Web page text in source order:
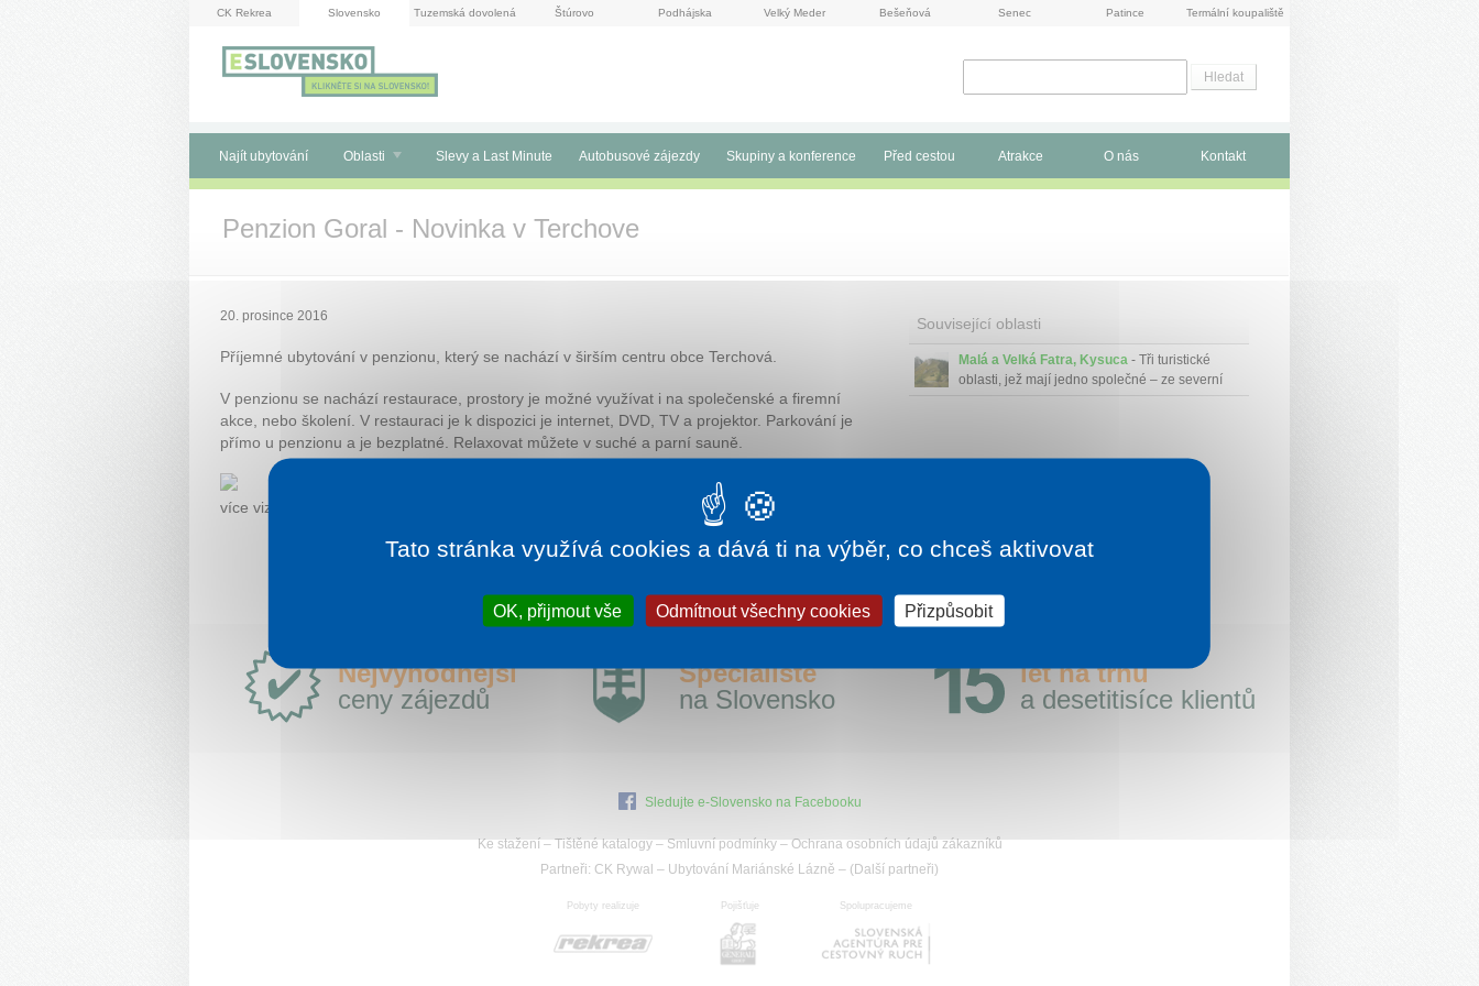
CK Rekrea Slovensko Tuzemská dovolená Štúrovo Podhájska Velký Meder Bešeňová Senec Patince Termální koupaliště
Najít ubytování Oblasti Slevy a Last Minute Autobusové zájezdy Skupiny a konference Před cestou Atrakce O nás Kontakt
Penzion Goral - Novinka v Terchove
20. prosince 2016
Příjemné ubytování v penzionu, který se nachází v širším centru obce Terchová.
V penzionu se nachází restaurace, prostory je možné využívat i na společenské a firemní
akce, nebo školení. V restauraci je k dispozici je internet, DVD, TV a projektor. Parkování je
přímo u penzionu a je bezplatné. Relaxovat můžete v suché a parní sauně.
více viz.:
Související oblasti
Malá a Velká Fatra, Kysuca - Tři turistické
oblasti, jež mají jedno společné – ze severní
Proč
e-
Slovensko.cz?
Nejvýhodnější
ceny zájezdů
Specialisté
na Slovensko
let na trhu
a desetitisíce klientů
Sledujte e-Slovensko na Facebooku
Ke stažení– Tištěné katalogy–Smluvní podmínky–Ochrana osobních údajů zákazníků
Partneři: CK Rywal – Ubytování Mariánské Lázně – (Další partneři)
Pobyty realizuje Pojišťuje Spolupracujeme
Tato stránka využívá cookies a dává ti na výběr, co chceš aktivovat
OK, přijmout vše Odmítnout všechny cookies Přizpůsobit